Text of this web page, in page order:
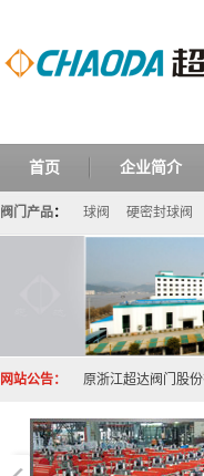
首页 企业简介
阀门产品： 球阀 硬密封球阀
网站公告： 原浙江超达阀门股